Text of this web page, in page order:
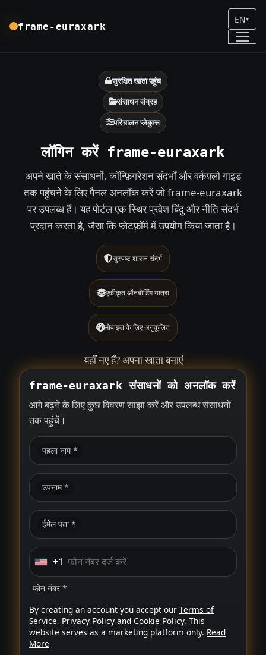
frame-euraxark
EN▾
सुरक्षित खाता पहुंच
संसाधन संग्रह
परिचालन प्लेबुक्स
लॉगिन करें frame-euraxark
अपने खाते के संसाधनों, कॉन्फ़िगरेशन संदर्भों और वर्कफ़्लो गाइड
तक पहुंचने के लिए पैनल अनलॉक करें जो frame-euraxark
पर उपलब्ध हैं। यह पोर्टल एक स्थिर प्रवेश बिंदु और नीति संदर्भ
प्रदान करता है, जैसा कि प्लेटफ़ॉर्म में उपयोग किया जाता है।
सुस्पष्ट शासन संदर्भ
एकीकृत ऑनबोर्डिंग यात्रा
मोबाइल के लिए अनुकूलित
यहाँ नए हैं?अपना खाता बनाएं
frame-euraxark संसाधनों को अनलॉक करें
आगे बढ़ने के लिए कुछ विवरण साझा करें और उपलब्ध संसाधनों
तक पहुंचें।
पहला नाम *
उपनाम *
ईमेल पता *
U
t
e
d
+1
फोन नंबर *
By creating an account you accept our Terms of
Service, Privacy Policy and Cookie Policy. This
website serves as a marketing platform only. Read
More